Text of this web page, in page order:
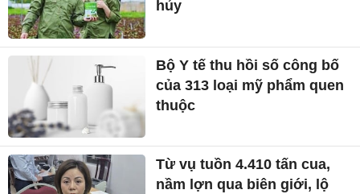
hủy
Bộ Y tế thu hồi số công bố
của 313 loại mỹ phẩm quen
thuộc
Từ vụ tuồn 4.410 tấn cua,
nầm lợn qua biên giới, lộ